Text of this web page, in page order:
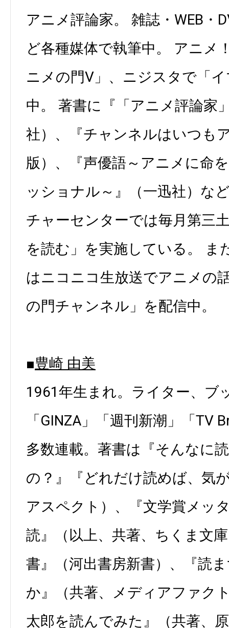
アニメ評論家。 雑誌・WEB・
ど各種媒体で執筆中。 アニメ
ニメの門V」、ニジスタで「
中。 著書に『「アニメ評論家
社）、『チャンネルはいつも
版）、『声優語～アニメに命
ッショナル～』（一迅社）な
チャーセンターでは毎月第三
を読む」を実施している。 ま
はニコニコ生放送でアニメの
の門チャンネル」を配信中。
■豊崎 由美
1961年生まれ。ライター、ブ
「GINZA」「週刊新潮」「TV
多数連載。著書は『そんなに
の？』『どれだけ読めば、気
アスペクト）、『文学賞メッ
読』（以上、共著、ちくま文
書』（河出書房新書）、『読
か』（共著、メディアファク
太郎を読んでみた』（共著、